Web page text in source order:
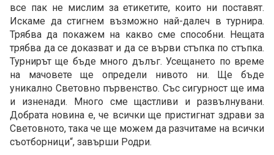
все пак не мислим за етикетите, които ни поставят.
Искаме да стигнем възможно най-далеч в турнира.
Трябва да покажем на какво сме способни. Нещата
трябва да се доказват и да се върви стъпка по стъпка.
Турнирът ще бъде много дълъг. Усещането по време
на мачовете ще определи нивото ни. Ще бъде
уникално Световно първенство. Със сигурност ще има
и изненади. Много сме щастливи и развълнувани.
Добрата новина е, че всички ще пристигнат здрави за
Световното, така че ще можем да разчитаме на всички
съотборници“, завърши Родри.